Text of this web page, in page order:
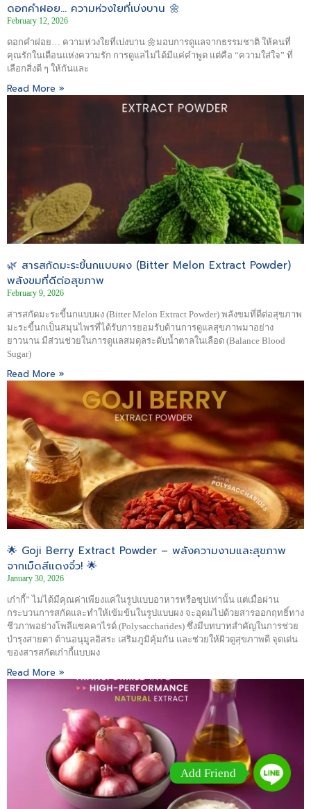
ดอกคำฝอย… ความห่วงใยที่เบ่งบาน 🌼
February 12, 2026
ดอกคำฝอย… ความห่วงใยที่เบ่งบาน 🌼มอบการดูแลจากธรรมชาติ ให้คนที่
คุณรักในเดือนแห่งความรัก การดูแลไม่ได้มีแค่คำพูด แต่คือ “ความใส่ใจ” ที่
เลือกสิ่งดี ๆ ให้กันและ
Read More »
🌿 สารสกัดมะระขี้นกแบบผง (Bitter Melon Extract Powder)
พลังขมที่ดีต่อสุขภาพ
February 9, 2026
สารสกัดมะระขี้นกแบบผง (Bitter Melon Extract Powder) พลังขมที่ดีต่อสุขภาพ
มะระขี้นกเป็นสมุนไพรที่ได้รับการยอมรับด้านการดูแลสุขภาพมาอย่าง
ยาวนาน มีส่วนช่วยในการดูแลสมดุลระดับน้ำตาลในเลือด (Balance Blood
Sugar)
Read More »
🌟 Goji Berry Extract Powder – พลังความงามและสุขภาพ
จากเม็ดสีแดงจิ๋ว! 🌟
January 30, 2026
เก๋ากี้” ไม่ได้มีคุณค่าเพียงแค่ในรูปแบบอาหารหรือซุปเท่านั้น แต่เมื่อผ่าน
กระบวนการสกัดและทำให้เข้มข้นในรูปแบบผง จะอุดมไปด้วยสารออกฤทธิ์ทาง
ชีวภาพอย่างโพลีแซคคาไรด์ (Polysaccharides) ซึ่งมีบทบาทสำคัญในการช่วย
บำรุงสายตา ต้านอนุมูลอิสระ เสริมภูมิคุ้มกัน และช่วยให้ผิวดูสุขภาพดี จุดเด่น
ของสารสกัดเก๋ากี้แบบผง
Read More »
Add Friend